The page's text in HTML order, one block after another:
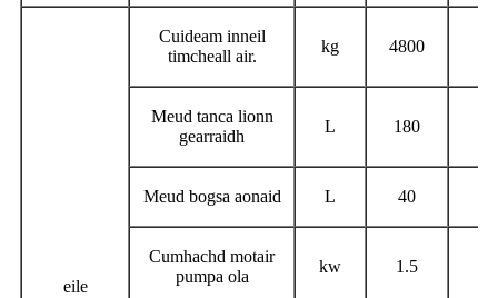
eile
Cuideam inneil
timcheall air.
kg 4800
Meud tanca lionn
gearraidh
L 180
Meud bogsa aonaid L 40
Cumhachd motair
pumpa ola
kw 1.5